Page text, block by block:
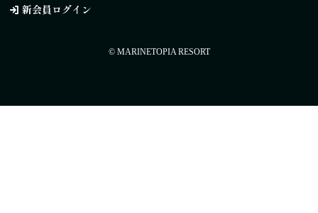
新会員ログイン
© MARINETOPIA RESORT